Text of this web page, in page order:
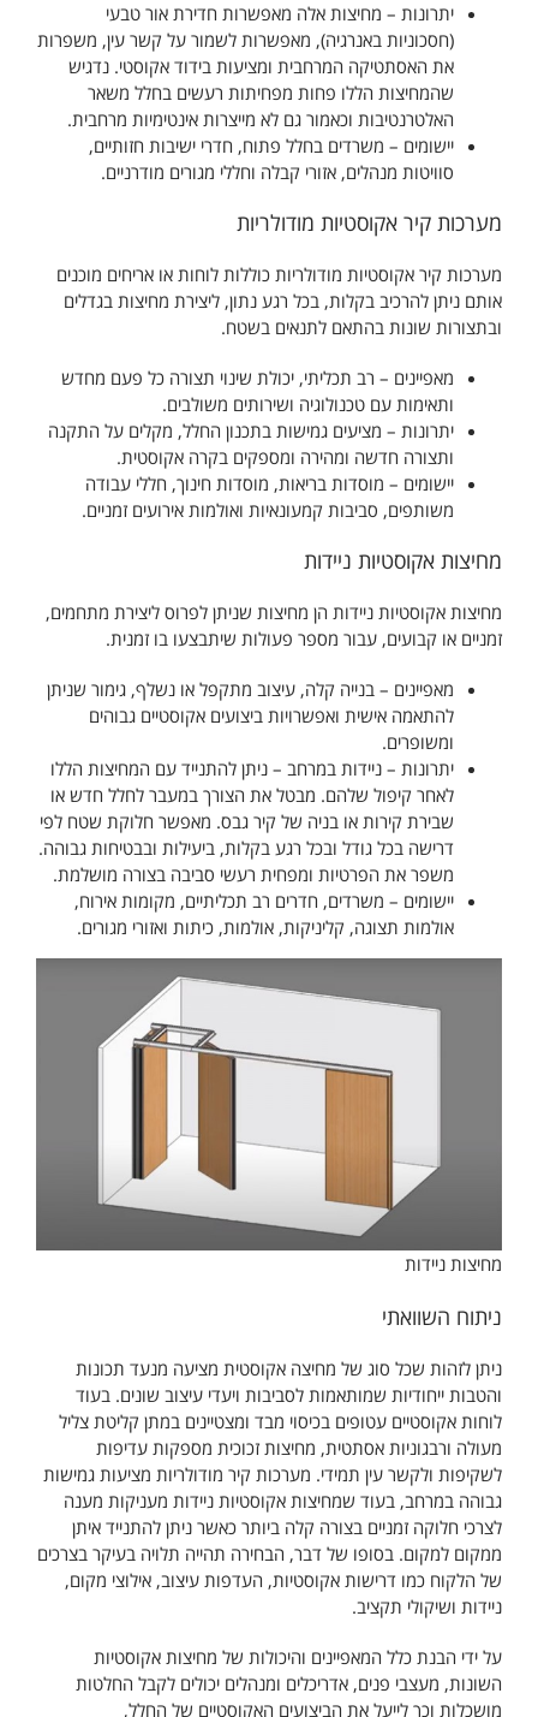
יתרונות – מחיצות אלה מאפשרות חדירת אור טבעי
(חסכוניות באנרגיה), מאפשרות לשמור על קשר עין, משפרות
את האסתטיקה המרחבית ומציעות בידוד אקוסטי. נדגיש
שהמחיצות הללו פחות מפחיתות רעשים בחלל משאר
האלטרנטיבות וכאמור גם לא מייצרות אינטימיות מרחבית.
יישומים – משרדים בחלל פתוח, חדרי ישיבות חזותיים,
סוויטות מנהלים, אזורי קבלה וחללי מגורים מודרניים.
מערכות קיר אקוסטיות מודולריות
מערכות קיר אקוסטיות מודולריות כוללות לוחות או אריחים מוכנים
אותם ניתן להרכיב בקלות, בכל רגע נתון, ליצירת מחיצות בגדלים
ובתצורות שונות בהתאם לתנאים בשטח.
מאפיינים – רב תכליתי, יכולת שינוי תצורה כל פעם מחדש
ותאימות עם טכנולוגיה ושירותים משולבים.
יתרונות – מציעים גמישות בתכנון החלל, מקלים על התקנה
ותצורה חדשה ומהירה ומספקים בקרה אקוסטית.
יישומים – מוסדות בריאות, מוסדות חינוך, חללי עבודה
משותפים, סביבות קמעונאיות ואולמות אירועים זמניים.
מחיצות אקוסטיות ניידות
מחיצות אקוסטיות ניידות הן מחיצות שניתן לפרוס ליצירת מתחמים,
זמניים או קבועים, עבור מספר פעולות שיתבצעו בו זמנית.
מאפיינים – בנייה קלה, עיצוב מתקפל או נשלף, גימור שניתן
להתאמה אישית ואפשרויות ביצועים אקוסטיים גבוהים
ומשופרים.
יתרונות – ניידות במרחב – ניתן להתנייד עם המחיצות הללו
לאחר קיפול שלהם. מבטל את הצורך במעבר לחלל חדש או
שבירת קירות או בניה של קיר גבס. מאפשר חלוקת שטח לפי
דרישה בכל גודל ובכל רגע בקלות, ביעילות ובבטיחות גבוהה.
משפר את הפרטיות ומפחית רעשי סביבה בצורה מושלמת.
יישומים – משרדים, חדרים רב תכליתיים, מקומות אירוח,
אולמות תצוגה, קליניקות, אולמות, כיתות ואזורי מגורים.
מחיצות ניידות
ניתוח השוואתי
ניתן לזהות שכל סוג של מחיצה אקוסטית מציעה מנעד תכונות
והטבות ייחודיות שמותאמות לסביבות ויעדי עיצוב שונים. בעוד
לוחות אקוסטיים עטופים בכיסוי מבד ומצטיינים במתן קליטת צליל
מעולה ורבגוניות אסתטית, מחיצות זכוכית מספקות עדיפות
לשקיפות ולקשר עין תמידי. מערכות קיר מודולריות מציעות גמישות
גבוהה במרחב, בעוד שמחיצות אקוסטיות ניידות מעניקות מענה
לצרכי חלוקה זמניים בצורה קלה ביותר כאשר ניתן להתנייד איתן
ממקום למקום. בסופו של דבר, הבחירה תהייה תלויה בעיקר בצרכים
של הלקוח כמו דרישות אקוסטיות, העדפות עיצוב, אילוצי מקום,
ניידות ושיקולי תקציב.
על ידי הבנת כלל המאפיינים והיכולות של מחיצות אקוסטיות
השונות, מעצבי פנים, אדריכלים ומנהלים יכולים לקבל החלטות
מושכלות וכך לייעל את הביצועים האקוסטיים של החלל,